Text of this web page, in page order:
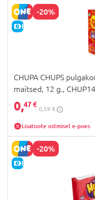
-20%
E-HIND
CHUPA CHUPS
maitsed, 12 g.,
0,47 €
0,59 €
Lisatoote ostmisel e-poes
-20%
E-HIND